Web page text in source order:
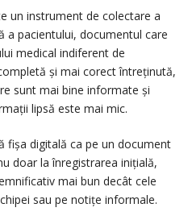
un instrument de colectare a
a pacientului, documentul care
medical indiferent de
și mai corect întreținută,
sunt mai bine informate și
lipsă este mai mic.
fișa digitală ca pe un document
doar la înregistrarea inițială,
mai bun decât cele
sau pe notițe informale.